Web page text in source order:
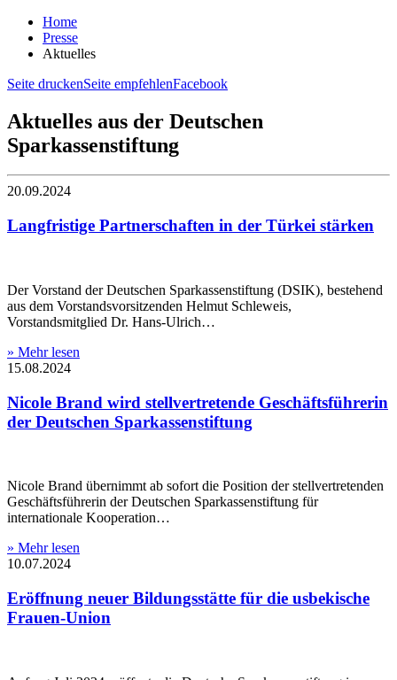
Home
Presse
Aktuelles
Seite druckenSeite empfehlenFacebook
Aktuelles aus der Deutschen
Sparkassenstiftung
20.09.2024
Langfristige Partnerschaften in der Türkei stärken
Der Vorstand der Deutschen Sparkassenstiftung (DSIK), bestehend
aus dem Vorstandsvorsitzenden Helmut Schleweis,
Vorstandsmitglied Dr. Hans-Ulrich…
» Mehr lesen
15.08.2024
Nicole Brand wird stellvertretende Geschäftsführerin
der Deutschen Sparkassenstiftung
Nicole Brand übernimmt ab sofort die Position der stellvertretenden
Geschäftsführerin der Deutschen Sparkassenstiftung für
internationale Kooperation…
» Mehr lesen
10.07.2024
Eröffnung neuer Bildungsstätte für die usbekische
Frauen-Union